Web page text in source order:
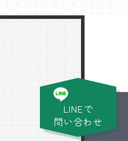
LINEで
問い合わせ